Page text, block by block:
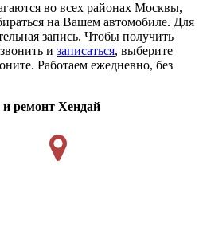
во всех районах Москвы,
на Вашем автомобиле. Для
запись. Чтобы получить
и записаться, выберите
Работаем ежедневно, без
ремонт Хендай